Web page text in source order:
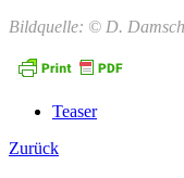
Bildquelle: © D.
Teaser
Zurück